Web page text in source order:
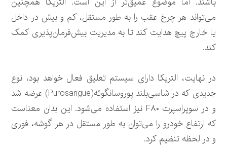
می‌تواند هر چرخ عقب را به طور مستقل، کم و بیش در داخل
یا خارج پیچ هدایت کند تا به مدیریت بیش‌فرمان‌پذیری کمک
کند.
در نهایت، التریکا دارای سیستم تعلیق فعال خواهد بود، نوع
جدیدی که در شاسی‌بلند پوروسانگوئه(Purosangue) عرضه شد
و در سوپراسپرت F۸۰ نیز استفاده می‌شود. این بدان معناست
که ارتفاع خودرو را می‌توان به طور مستقل در هر گوشه، فوری
و در لحظه تنظیم کرد.